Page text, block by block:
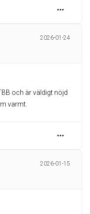
2026-01-24
och är väldigt nöjd
varmt.
2026-01-15